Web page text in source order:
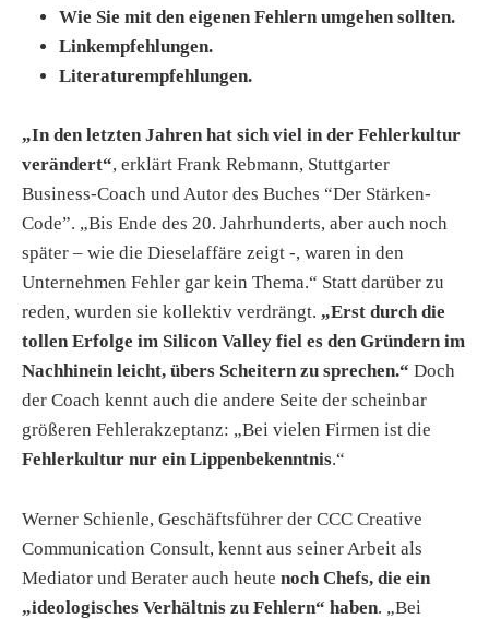
Wie Sie mit den eigenen Fehlern umgehen sollten.
Linkempfehlungen.
Literaturempfehlungen.
„In den letzten Jahren hat sich viel in der Fehlerkultur
verändert“, erklärt Frank Rebmann, Stuttgarter
Business-Coach und Autor des Buches “Der Stärken-
Code”. „Bis Ende des 20. Jahrhunderts, aber auch noch
später – wie die Dieselaffäre zeigt -, waren in den
Unternehmen Fehler gar kein Thema.“ Statt darüber zu
reden, wurden sie kollektiv verdrängt. „Erst durch die
tollen Erfolge im Silicon Valley fiel es den Gründern im
Nachhinein leicht, übers Scheitern zu sprechen.“ Doch
der Coach kennt auch die andere Seite der scheinbar
größeren Fehlerakzeptanz: „Bei vielen Firmen ist die
Fehlerkultur nur ein Lippenbekenntnis.“
Werner Schienle, Geschäftsführer der CCC Creative
Communication Consult, kennt aus seiner Arbeit als
Mediator und Berater auch heute noch Chefs, die ein
„ideologisches Verhältnis zu Fehlern“ haben. „Bei